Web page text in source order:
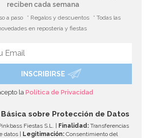
Azul Vintage
reciben cada semana
a paso * Regalos y descuentos
* Todas las
en repostería y fiestas
INSCRIBIRSE
laPolítica de Privacidad
sobre Protección de Datos
Fiestas S.L. | Finalidad: Transferencias
datos |
Legitimación: Consentimiento del